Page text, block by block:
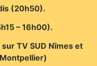
(20h50).
– 16h00).
TV SUD Nîmes et